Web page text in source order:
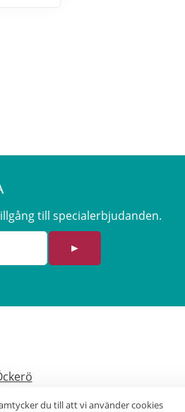
till specialerbjudanden.
►
du till att vi använder cookies